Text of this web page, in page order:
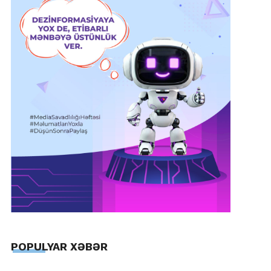
POPULYAR XƏBƏR